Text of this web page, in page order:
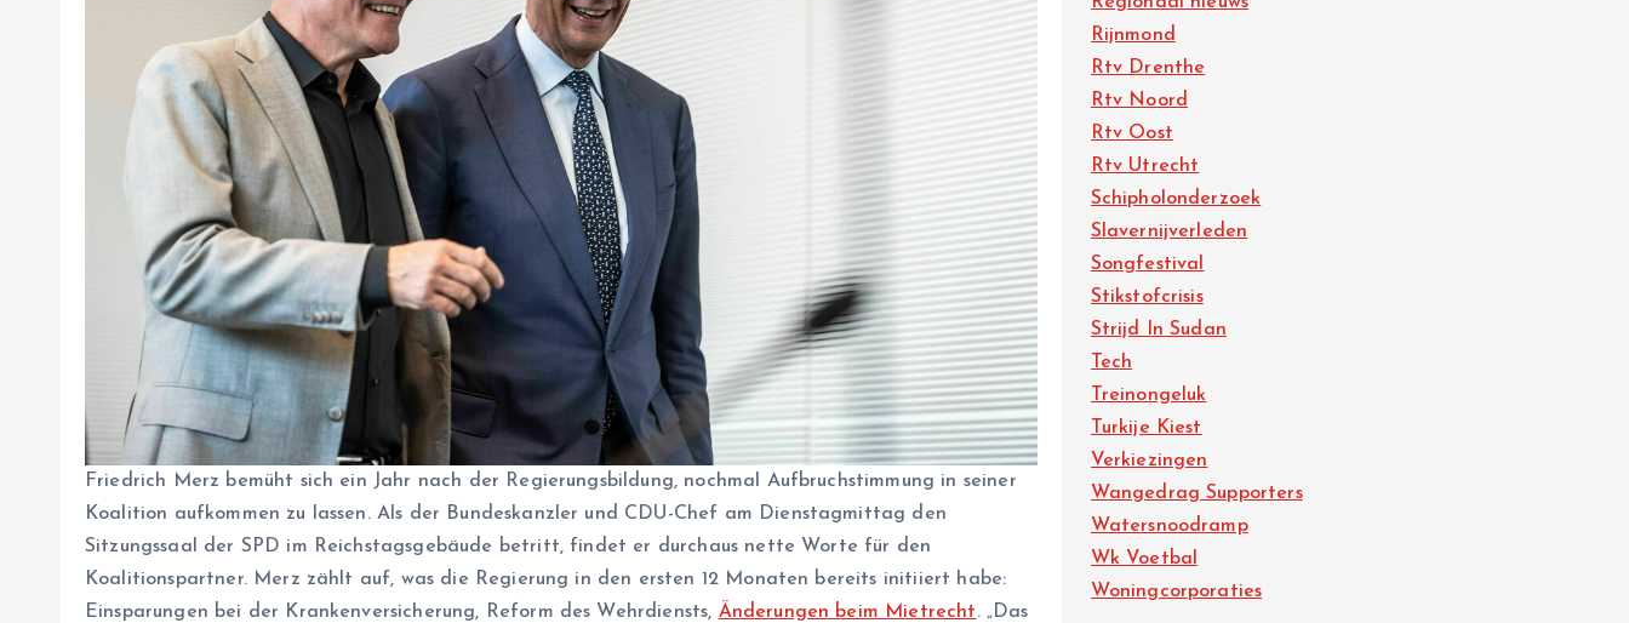
Friedrich Merz bemüht sich ein Jahr nach der Regierungsbildung, nochmal Aufbruchstimmung in seiner
Koalition aufkommen zu lassen. Als der Bundeskanzler und CDU-Chef am Dienstagmittag den
Sitzungssaal der SPD im Reichstagsgebäude betritt, findet er durchaus nette Worte für den
Koalitionspartner. Merz zählt auf, was die Regierung in den ersten 12 Monaten bereits initiiert habe:
Einsparungen bei der Krankenversicherung, Reform des Wehrdiensts, Änderungen beim Mietrecht. „Das
Rijnmond
Rtv Drenthe
Rtv Noord
Rtv Oost
Rtv Utrecht
Schipholonderzoek
Slavernijverleden
Songfestival
Stikstofcrisis
Strijd In Sudan
Tech
Treinongeluk
Turkije Kiest
Verkiezingen
Wangedrag Supporters
Watersnoodramp
Wk Voetbal
Woningcorporaties